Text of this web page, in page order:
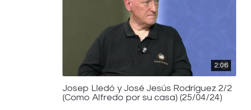
2:06
Josep Lledó y José Jesús Rodríguez 2/2
(Como Alfredo por su casa) (25/04/24)